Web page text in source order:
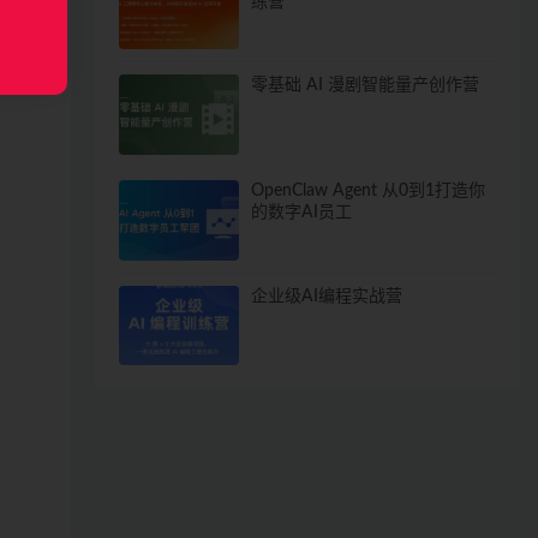
零基础 AI 漫剧智能量产创作营
OpenClaw Agent 从0到1打造你
的数字AI员工
企业级AI编程实战营